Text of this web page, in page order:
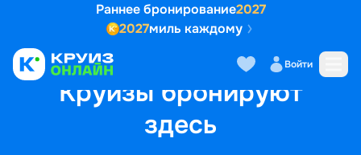
Раннее бронирование2027
2027миль каждому
Войти
Круизы бронируют
здесь